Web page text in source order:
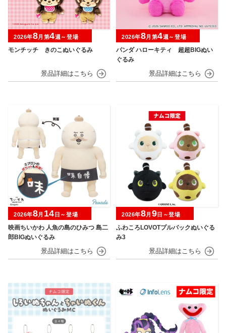
モンチッチ きのこぬいぐるみ
2026年8月第4週～登場
パンダ ハローキティ 超超BIGぬい
ぐるみ
2026年8月第4週～登場
映画ちいかわ 人魚の島のひみつ 島二
郎BIGぬいぐるみ
2026年8月 14 日～登場
ふわころLOVOTプルバックぬいぐる
み3
2026年8月 9日～登場